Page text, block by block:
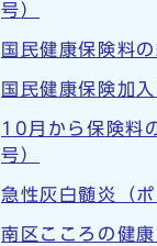
号）
国民健康保険料
国民健康保険加
10月から保険料
号）
急性灰白髄炎（
南区こころの健